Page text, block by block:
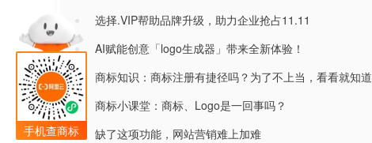
选择.VIP帮助品牌升级，助力企业抢占11.11
AI赋能创意「logo生成器」带来全新体验！
商标知识：商标注册有捷径吗？为了不上当，看看就知道
商标小课堂：商标、Logo是一回事吗？
缺了这项功能，网站营销难上加难
手机查商标